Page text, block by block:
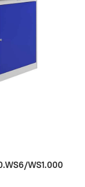
WS1.000